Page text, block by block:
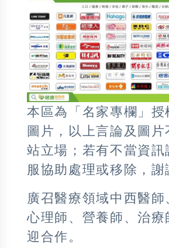
本區為「名家專欄」授
圖片，以上言論及圖片
站立場；若有不當資訊
服協助處理或移除，謝
廣召醫療領域中西醫師
心理師、營養師、治療
迎合作。